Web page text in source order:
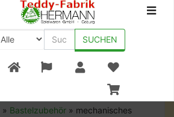
+49 (0) 9561-8590-0
SUCHEN
» Bastelzubehör » mechanisches